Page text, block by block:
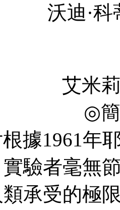
蒂斯·
莉·特裡
◎
1961年耶
驗者毫無
承受的極